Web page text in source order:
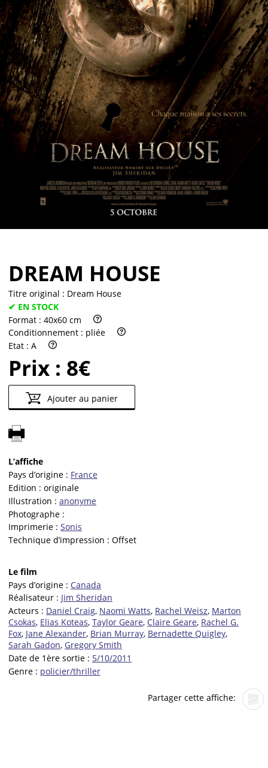
Vendre
DREAM HOUSE
Titre original : Dream House
✔ EN STOCK
Format : 40x60 cm
Conditionnement : pliée
Etat : A
Prix : 8€
Ajouter au panier
L’affiche
Pays d’origine : France
Edition : originale
Illustration : anonyme
Photographe :
Imprimerie : Sonis
Technique d’impression : Offset
Le film
Pays d’origine : Canada
Réalisateur : Jim Sheridan
Acteurs : Daniel Craig, Naomi Watts, Rachel Weisz, Marton
Csokas, Elias Koteas, Taylor Geare, Claire Geare, Rachel G.
Fox, Jane Alexander, Brian Murray, Bernadette Quigley,
Sarah Gadon, Gregory Smith
Date de 1ère sortie : 5/10/2011
Genre : policier/thriller
Partager cette affiche: